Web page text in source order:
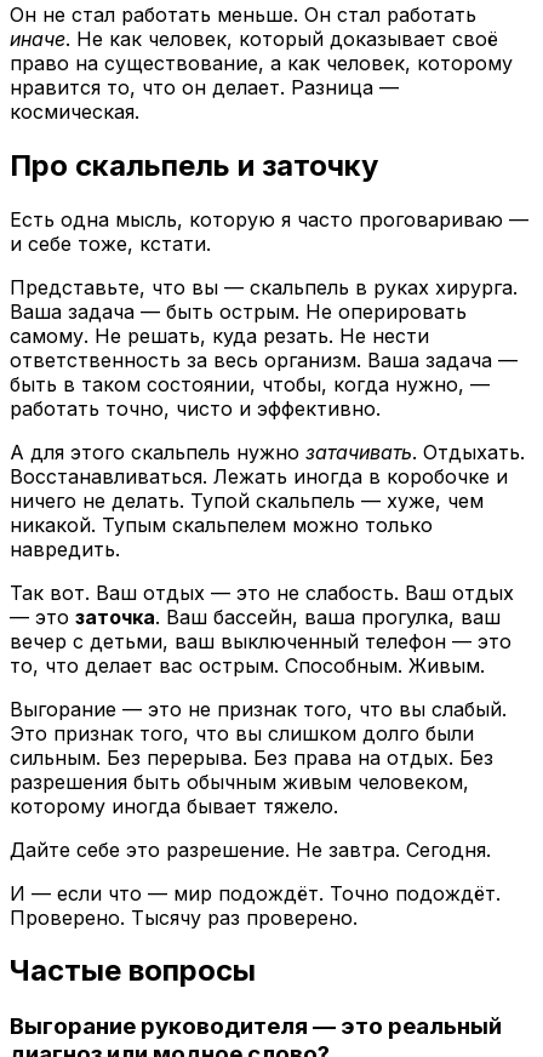
Он не стал работать меньше. Он стал работать
иначе. Не как человек, который доказывает своё
право на существование, а как человек, которому
нравится то, что он делает. Разница —
космическая.
Про скальпель и заточку
Есть одна мысль, которую я часто проговариваю —
и себе тоже, кстати.
Представьте, что вы — скальпель в руках хирурга.
Ваша задача — быть острым. Не оперировать
самому. Не решать, куда резать. Не нести
ответственность за весь организм. Ваша задача —
быть в таком состоянии, чтобы, когда нужно, —
работать точно, чисто и эффективно.
А для этого скальпель нужно затачивать. Отдыхать.
Восстанавливаться. Лежать иногда в коробочке и
ничего не делать. Тупой скальпель — хуже, чем
никакой. Тупым скальпелем можно только
навредить.
Так вот. Ваш отдых — это не слабость. Ваш отдых
— это заточка. Ваш бассейн, ваша прогулка, ваш
вечер с детьми, ваш выключенный телефон — это
то, что делает вас острым. Способным. Живым.
Выгорание — это не признак того, что вы слабый.
Это признак того, что вы слишком долго были
сильным. Без перерыва. Без права на отдых. Без
разрешения быть обычным живым человеком,
которому иногда бывает тяжело.
Дайте себе это разрешение. Не завтра. Сегодня.
И — если что — мир подождёт. Точно подождёт.
Проверено. Тысячу раз проверено.
Частые вопросы
Выгорание руководителя — это реальный